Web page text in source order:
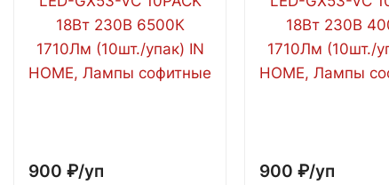
900 ₽/уп 900 ₽/уп